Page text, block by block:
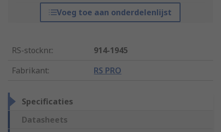
Voeg toe aan onderdelenlijst
RS-stocknr.:
914-1945
Fabrikant: RS PRO
Specificaties
Datasheets